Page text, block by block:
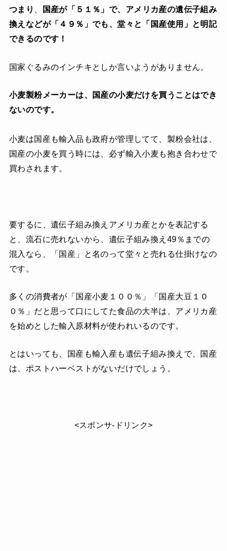
つまり
国産が「５１％」で、アメリカ産の遺伝子組み
換えなどが「４９％」でも、堂々と「国産使用」と明記
できるのです！
国家ぐるみのインチキとしか言いようがありません。
小麦製粉メーカーは、国産の小麦だけを買うことはでき
ないのです。
小麦は国産も輸入品も政府が管理してて、製粉会社は、
国産の小麦を買う時には、必ず輸入小麦も抱き合わせで
買わされます。
要するに、遺伝子組み換えアメリカ産とかを表記する
と、流石に売れないから、遺伝子組み換え49％までの
混入なら、「国産」と名のって堂々と売れる仕掛けなの
です。
多くの消費者が「国産小麦１００％」「国産大豆１０
０％」だと思って口にしてた食品の大半は、アメリカ産
を始めとした輸入原材料が使われいるのです。
とはいっても、国産も輸入産も遺伝子組み換えで、国産
は、ポストハーベストがないだけでしょう。
<スポンサ-ドリンク>